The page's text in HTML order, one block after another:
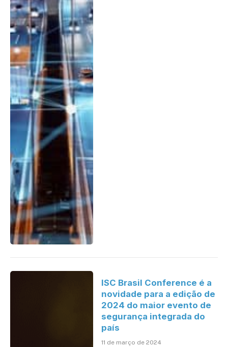
ISC Brasil Conference é a
novidade para a edição de
2024 do maior evento de
segurança integrada do
país
11 de março de 2024